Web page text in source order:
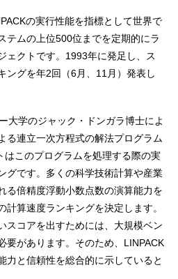
の実行性能を指標として世界で
テムの上位500位までを定期的にラ
ェクトです。1993年に発足し、ス
ングを年2回（6月、11月）発表し
大学のジャック・ドンガラ博士によ
る連立一次方程式の解法プログラム
はこのプログラムを処理する際の実
グです。多くの科学技術計算や産業
る倍精度浮動小数点数の演算能力を
算速度ランキングを決定します。
スコアを出すためには、大規模ベン
要があります。そのため、LINPACK
力と信頼性を総合的に示していると